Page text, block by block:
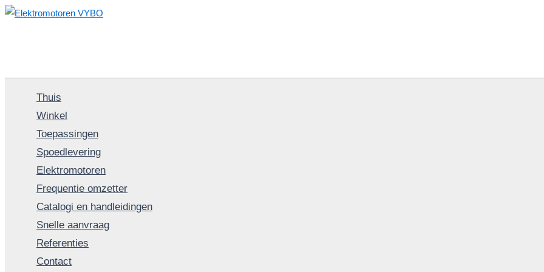
Ga
Thuis
Winkel
Toepassingen
Spoedlevering
Elektromotoren
Frequentie omzetter
Catalogi en handleidingen
Snelle aanvraag
Referenties
Contact